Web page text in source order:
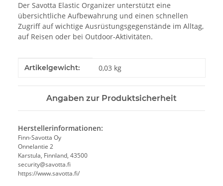
Der Savotta Elastic Organizer unterstützt eine
übersichtliche Aufbewahrung und einen schnellen
Zugriff auf wichtige Ausrüstungsgegenstände im Alltag,
auf Reisen oder bei Outdoor-Aktivitäten.
Produkteigenschaft
Wert
Artikelgewicht: 0,03 kg
Angaben zur Produktsicherheit
Herstellerinformationen:
Finn-Savotta Oy
Onnelantie 2
Karstula, Finnland, 43500
security@savotta.fi
https://www.savotta.fi/